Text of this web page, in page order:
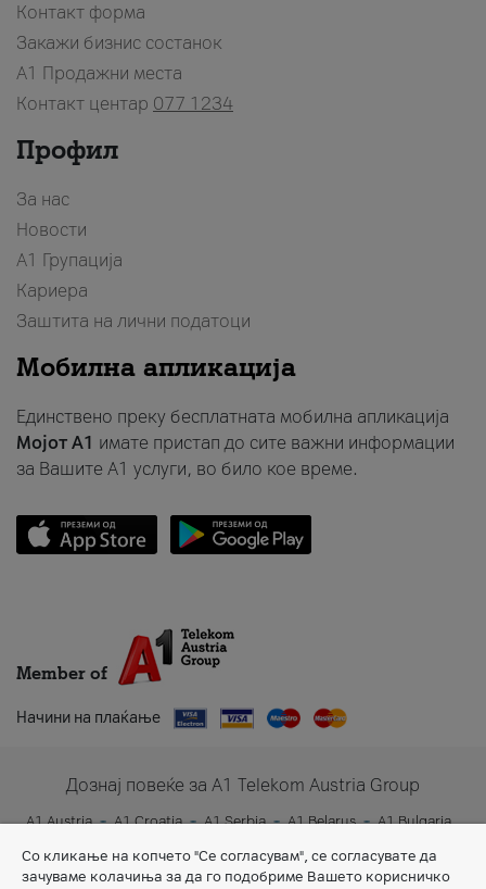
Контакт форма
Закажи бизнис состанок
A1 Продажни места
Контакт центар 077 1234
Профил
За нас
Новости
А1 Групација
Кариера
Заштита на лични податоци
Мобилна апликација
Единствено преку бесплатната мобилна апликација
Мојот A1 имате пристап до сите важни информации
за Вашите A1 услуги, во било кое време.
Member of
Начини на плаќање
Дознај повеќе за A1 Telekom Austria Group
A1 Austria A1 Croatia A1 Serbia A1 Belarus
A1 Bulgaria
A1 Slovenia
A1 Digital
Со кликање на копчето "Се согласувам", се согласувате да
зачуваме колачиња за да го подобриме Вашето корисничко